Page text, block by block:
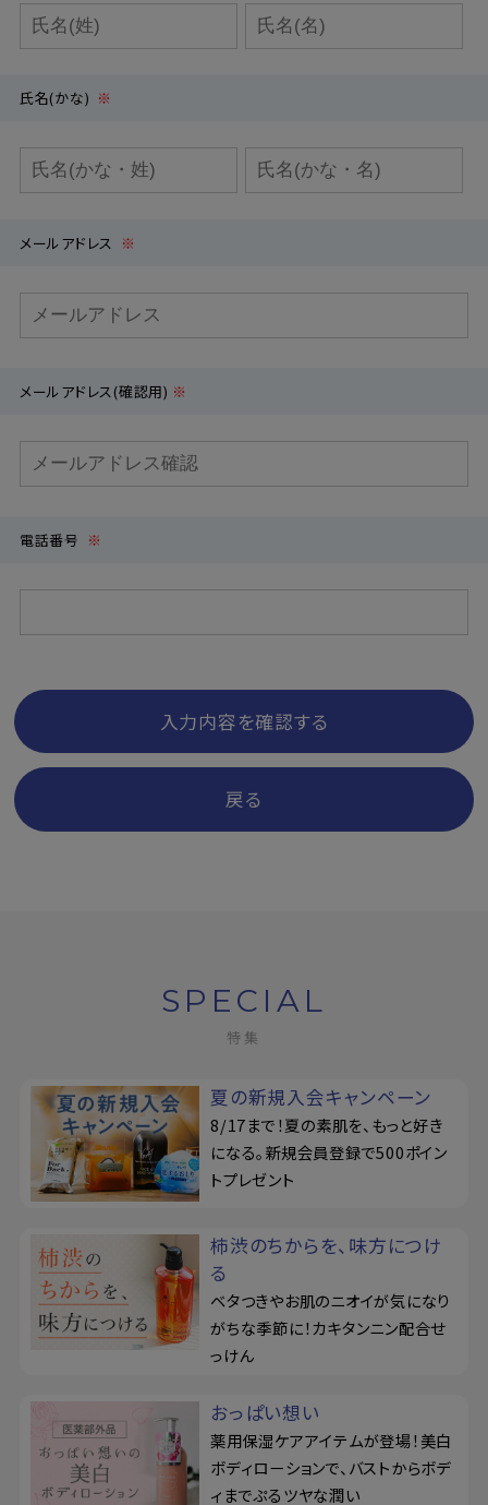
利用規約
氏名(かな) ※
メールアドレス ※
メールアドレス(確認用) ※
電話番号 ※
入力内容を確認する
戻る
SPECIAL
特集
夏の新規入会キャンペーン
8/17まで！夏の素肌を、もっと好き
になる。新規会員登録で500ポイン
トプレゼント
柿渋のちからを、味方につけ
る
ベタつきやお肌のニオイが気になり
がちな季節に！カキタンニン配合せ
っけん
おっぱい想い
薬用保湿ケアアイテムが登場！美白
ボディローションで、バストからボデ
ィまでぷるツヤな潤い